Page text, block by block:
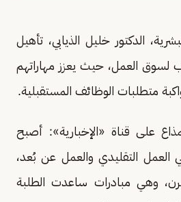
الدكتور خليل الذيابي، تأهيل
ألف طالب لسوق العمل، حيث يعزز مهاراتهم
متطلبات الوظائف المستقبلية.
على قناة «الإخبارية»: أصبح
هي العمل التقليدي والعمل عن بُعد،
وهي مبادرات ساعدت الطلبة